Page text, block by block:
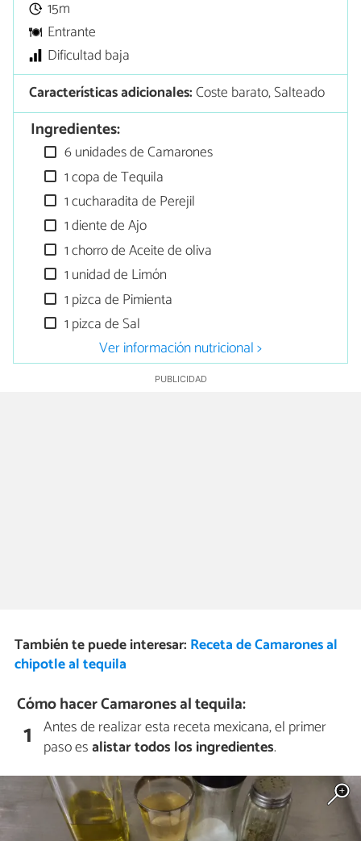
15m
Entrante
Dificultad baja
Características adicionales:Coste barato, Salteado
Ingredientes:
6 unidades de Camarones
1 copa de Tequila
1 cucharadita de Perejil
1 diente de Ajo
1 chorro de Aceite de oliva
1 unidad de Limón
1 pizca de Pimienta
1 pizca de Sal
Ver información nutricional >
También te puede interesar: Receta de Camarones al
chipotle al tequila
Cómo hacer Camarones al tequila:
1 Antes de realizar esta receta mexicana, el primer
paso esalistar todos los ingredientes.